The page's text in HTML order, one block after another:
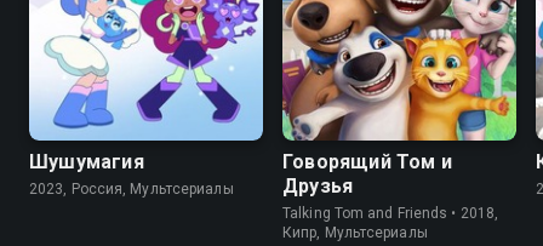
8.9 6.6
Шушумагия
2023, Россия, Мультсериалы
9.0 6.2
Говорящий Том и
Друзья
Talking Tom and Friends • 2018,
Кипр, Мультсериалы